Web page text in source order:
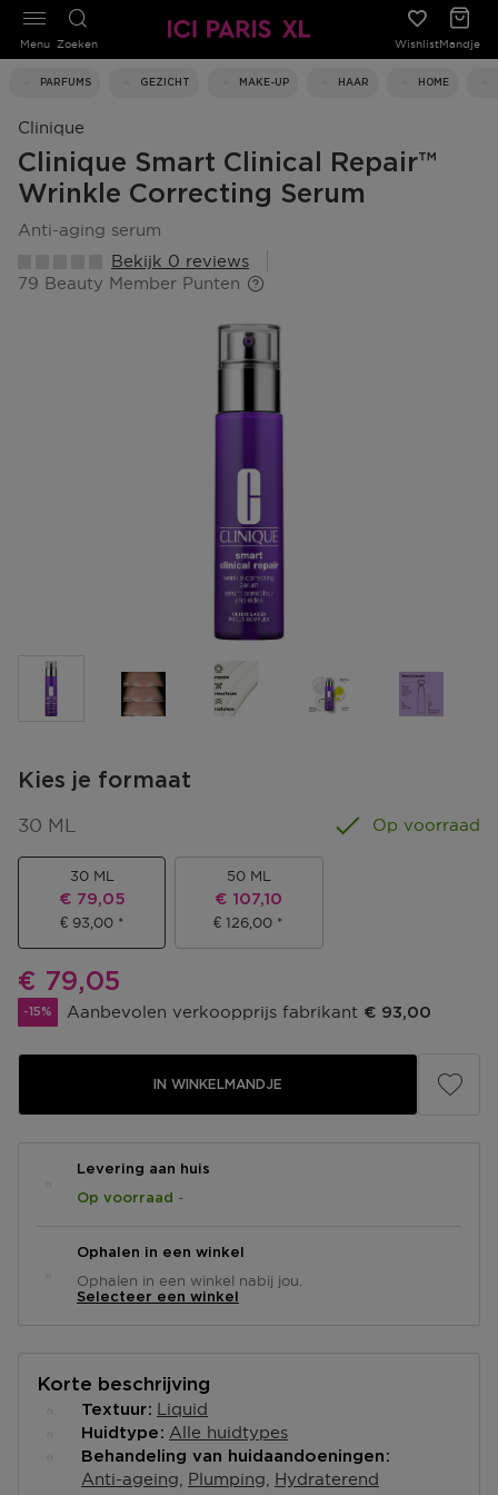
Zoeken WishlistMandje
PARFUMS GEZICHT MAKE-UP HAAR HOME
Menu
Clinique
Clinique Smart Clinical Repair™
Wrinkle Correcting Serum
anti-aging serum
Bekijk 0 reviews
79 Beauty Member Punten
Kies je formaat
30 ML Op voorraad
30 ML
Kortingsprijs
€ 79,05
€ 93,00
50 ML
Kortingsprijs
€ 107,10
€ 126,00
Kortingsprijs
€ 79,05
-15% Aanbevolen verkoopprijs fabrikant € 93,00
IN WINKELMANDJE
Levering aan huis
Op voorraad -
Ophalen in een winkel
Ophalen in een winkel nabij jou.
Selecteer een winkel
Korte beschrijving
Textuur Liquid
Huidtype Alle huidtypes
Behandeling van huidaandoeningen
Anti-ageing Plumping Hydraterend